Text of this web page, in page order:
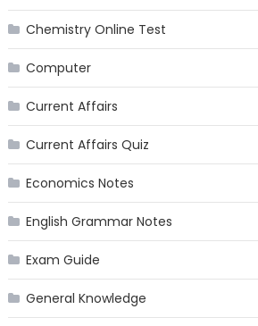
Chemistry Online Test
Computer
Current Affairs
Current Affairs Quiz
Economics Notes
English Grammar Notes
Exam Guide
General Knowledge